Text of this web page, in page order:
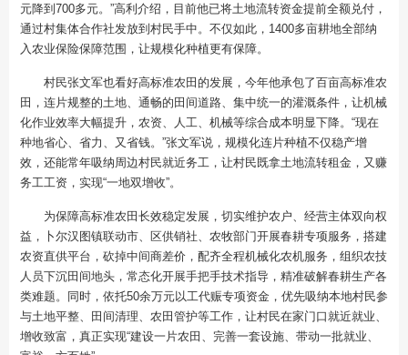
元降到700多元。”高利介绍，目前他已将土地流转资金提前全额兑付，
通过村集体合作社发放到村民手中。不仅如此，1400多亩耕地全部纳
入农业保险保障范围，让规模化种植更有保障。
村民张文军也看好高标准农田的发展，今年他承包了百亩高标准农
田，连片规整的土地、通畅的田间道路、集中统一的灌溉条件，让机械
化作业效率大幅提升，农资、人工、机械等综合成本明显下降。“现在
种地省心、省力、又省钱。”张文军说，规模化连片种植不仅稳产增
效，还能常年吸纳周边村民就近务工，让村民既拿土地流转租金，又赚
务工工资，实现“一地双增收”。
为保障高标准农田长效稳定发展，切实维护农户、经营主体双向权
益，卜尔汉图镇联动市、区供销社、农牧部门开展春耕专项服务，搭建
农资直供平台，砍掉中间商差价，配齐全程机械化农机服务，组织农技
人员下沉田间地头，常态化开展手把手技术指导，精准破解春耕生产各
类难题。同时，依托50余万元以工代赈专项资金，优先吸纳本地村民参
与土地平整、田间清理、农田管护等工作，让村民在家门口就近就业、
增收致富，真正实现“建设一片农田、完善一套设施、带动一批就业、